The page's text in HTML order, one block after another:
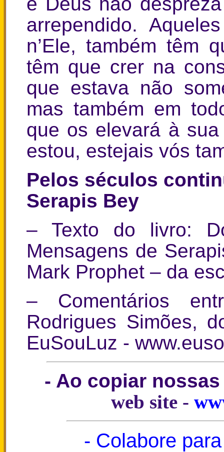
arrependido.
n’Ele, também têm
têm que crer na
que estava não
mas também em
que os elevará à
estou, estejais vós
Pelos séculos
Serapis Bey
– Texto do livro:
Mensagens de
Mark Prophet – da
– Comentários
Rodrigues Simões,
EuSouLuz -
- Ao copiar
web site -
- Colabore